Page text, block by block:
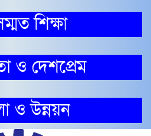
শিক্ষা
ও দেশপ্রেম
ও উন্নয়ন